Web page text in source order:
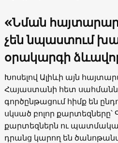
«Նման
չեն նպաստում
օրակարգի
Խոսելով Ալիևի այն
Հայաստանի հետ
գործընթացում հիմք են
սկսած բոլոր քարտեզները՝
քարտեզներն ու
դրանց կարող են